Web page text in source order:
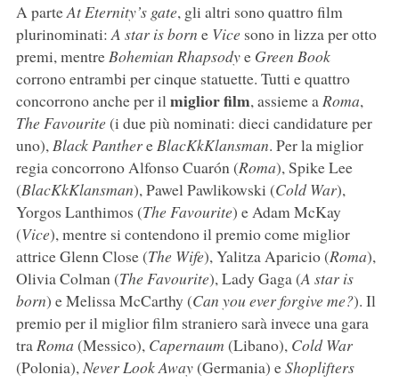
A parteAt Eternity’s gate, gli altri sono quattro film
plurinominati:A star is born e Vicesono in lizza per otto
premi, mentreBohemian Rhapsodye Green Book
corrono entrambi per cinque statuette. Tutti e quattro
concorrono anche per ilmiglior film, assieme aRoma,
The Favourite(i due più nominati: dieci candidature per
uno),Black PanthereBlacKkKlansman. Per la miglior
regia concorrono Alfonso Cuarón (Roma), Spike Lee
(BlacKkKlansman), Pawel Pawlikowski (Cold War),
Yorgos Lanthimos (The Favourite) e Adam McKay
(Vice), mentre si contendono il premio come miglior
attrice Glenn Close (The Wife), Yalitza Aparicio (Roma),
Olivia Colman (The Favourite), Lady Gaga (A star is
born) e Melissa McCarthy (Can you ever forgive me?). Il
premio per il miglior film straniero sarà invece una gara
traRoma (Messico), Capernaum (Libano), Cold War
(Polonia),Never Look Away(Germania) eShoplifters